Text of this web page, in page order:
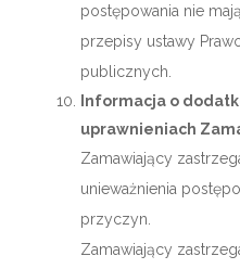
postępowania nie
przepisy ustawy
publicznych.
Informacja o
uprawnieniach
Zamawiający
unieważnienia
przyczyn.
Zamawiający